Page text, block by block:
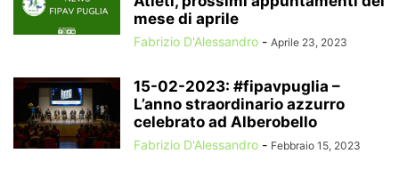
mese di aprile
Fabrizio D'Alessandro - Aprile 23, 2023
15-02-2023: #fipavpuglia –
L’anno straordinario azzurro
celebrato ad Alberobello
Fabrizio D'Alessandro - Febbraio 15, 2023